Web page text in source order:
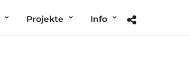
Projekte Info